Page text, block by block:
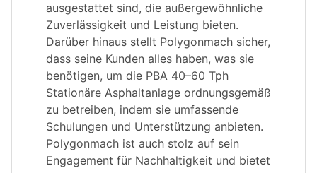
ausgestattet sind, die außergewöhnliche
Zuverlässigkeit und Leistung bieten.
Darüber hinaus stellt Polygonmach sicher,
dass seine Kunden alles haben, was sie
benötigen, um die PBA 40–60 Tph
Stationäre Asphaltanlage ordnungsgemäß
zu betreiben, indem sie umfassende
Schulungen und Unterstützung anbieten.
Polygonmach ist auch stolz auf sein
Engagement für Nachhaltigkeit und bietet